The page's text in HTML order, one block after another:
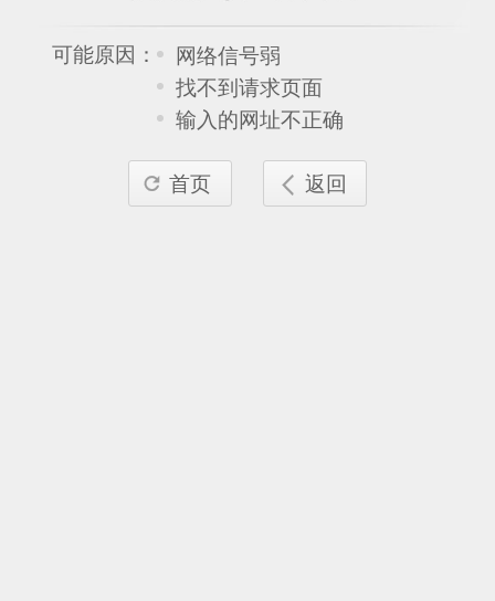
可能原因：
网络信号弱
找不到请求页面
输入的网址不正确
 首页  返回